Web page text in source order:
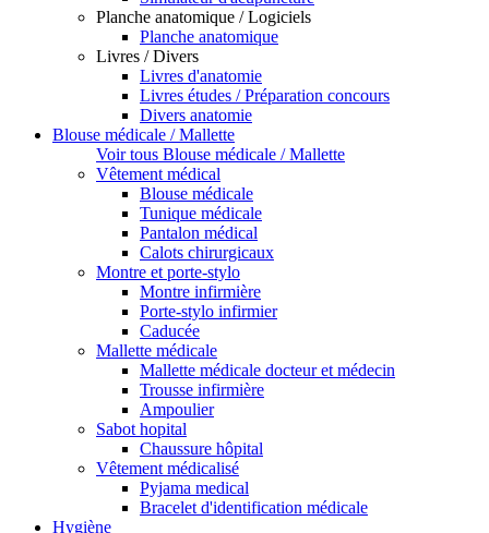
Planche anatomique / Logiciels
Planche anatomique
Livres / Divers
Livres d'anatomie
Livres études / Préparation concours
Divers anatomie
Blouse médicale / Mallette
Voir tous Blouse médicale / Mallette
Vêtement médical
Blouse médicale
Tunique médicale
Pantalon médical
Calots chirurgicaux
Montre et porte-stylo
Montre infirmière
Porte-stylo infirmier
Caducée
Mallette médicale
Mallette médicale docteur et médecin
Trousse infirmière
Ampoulier
Sabot hopital
Chaussure hôpital
Vêtement médicalisé
Pyjama medical
Bracelet d'identification médicale
Hygiène